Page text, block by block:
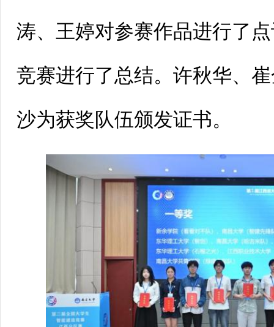
涛、王婷对参赛作品进行了
竞赛进行了总结。许秋华、
沙为获奖队伍颁发证书。